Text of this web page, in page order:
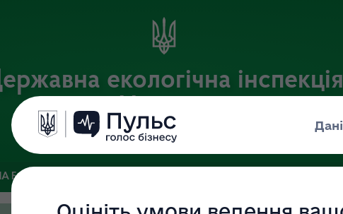
екологічна інспекція
України
Офіційний веб-портал Державної екологічної інспекції України
БАЗА